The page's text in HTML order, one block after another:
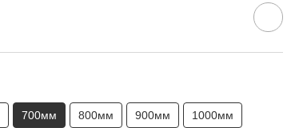
700мм 800мм 900мм 1000мм